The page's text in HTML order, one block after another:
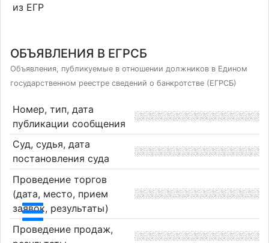
из ЕГР
ОБЪЯВЛЕНИЯ В ЕГРСБ
Объявления, публикуемые в отношении должников в Едином
государственном реестре сведений о банкротстве (ЕГРСБ)
Номер, тип, дата
публикации сообщения
Суд, судья, дата
постановления суда
Проведение торгов
(дата, место, прием
заявок, результаты)
Проведение продаж,